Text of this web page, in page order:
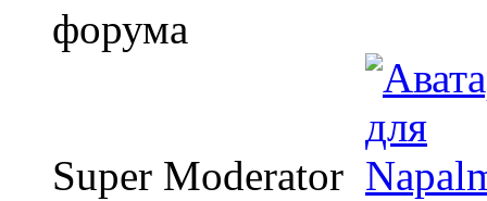
Super Moderator